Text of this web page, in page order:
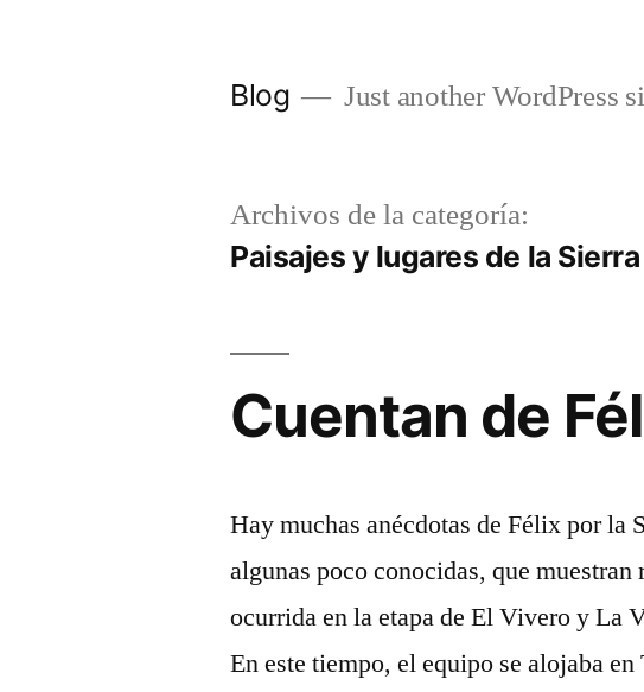
Blog Just another WordPress
Archivos de la categoría:
Paisajes y lugares de la
Cuentan de
Hay muchas anécdotas de Félix por la
algunas poco conocidas, que muestran
ocurrida en la etapa de El Vivero y La
En este tiempo, el equipo se alojaba